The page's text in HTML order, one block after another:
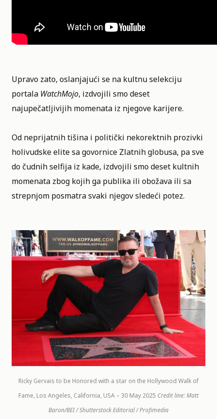
Upravo zato, oslanjajući se na kultnu selekciju
portala WatchMojo, izdvojili smo deset
najupečatljivijih momenata iz njegove karijere.
Od neprijatnih tišina i politički nekorektnih prozivki
holivudske elite sa govornice Zlatnih globusa, pa sve
do čudnih selfija iz kade, izdvojili smo deset kultnih
momenata zbog kojih ga publika ili obožava ili sa
strepnjom posmatra svaki njegov sledeći potez.
Ricky Gervais to be Honored with a star on the Hollywood Walk of
Fame, Los Angeles, California, USA – 30 May 2025 Credit line: Matt
Baron/BEI / Shutterstock Editorial / Profimedia